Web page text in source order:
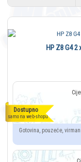
Dostupno
samo na web-shopu
HP Z8 G4 2
Gotovina, pouzeće,